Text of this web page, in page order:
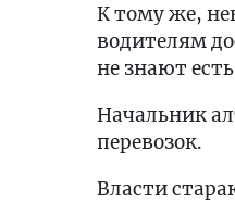
К тому же,
водителям
не знают
Начальник
перевозок.
Власти